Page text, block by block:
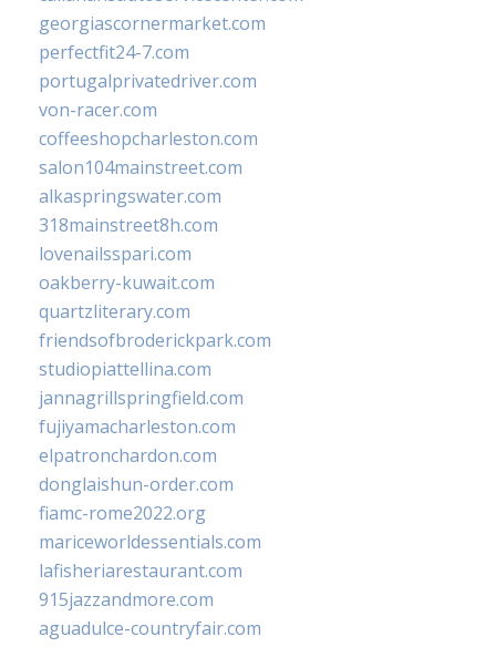
georgiascornermarket.com
perfectfit24-7.com
portugalprivatedriver.com
von-racer.com
coffeeshopcharleston.com
salon104mainstreet.com
alkaspringswater.com
318mainstreet8h.com
lovenailsspari.com
oakberry-kuwait.com
quartzliterary.com
friendsofbroderickpark.com
studiopiattellina.com
jannagrillspringfield.com
fujiyamacharleston.com
elpatronchardon.com
donglaishun-order.com
fiamc-rome2022.org
mariceworldessentials.com
lafisheriarestaurant.com
915jazzandmore.com
aguadulce-countryfair.com